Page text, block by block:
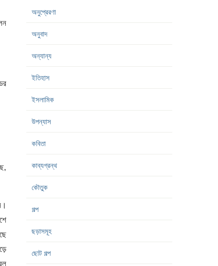
অনুপ্রেরণা
অনুবাদ
অন্যান্য
ইতিহাস
ইসলামিক
উপন্যাস
কবিতা
কাব্যগ্রন্থ
কৌতুক
গল্প
ছড়াসমূহ
ছোট গল্প